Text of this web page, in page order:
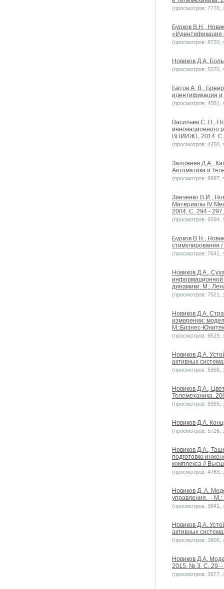
(просмотров: 7778,
Бурков В.Н.,
«Идентификация
(просмотров: 8720,
Новиков Д.А.
(просмотров: 5370,
Батов А. В.,
идентификация
(просмотров: 4581,
Васильев С. Н.,
инновационного
ВНИИЖТ, 2014. С.
(просмотров: 4250,
Заложнев Д.А.,
Автоматика и
(просмотров: 8897,
Зинченко В.И.,
Материалы IV
2004. С. 294 - 297.
(просмотров: 6594,
Бурков В.Н.,
стимулирования
(просмотров: 7641,
Новиков Д.А.,
информационной
динамики. М.:
(просмотров: 7521,
Новиков Д.А.
измерении:
М.:Бизнес-
(просмотров: 6529,
Новиков Д.А.
активных
(просмотров: 5958,
Новиков Д.А.,
Телемеханика.
(просмотров: 8365,
Новиков Д.А.
(просмотров: 5726,
Новиков Д.А.,
подготовке
комплекса //
(просмотров: 4763,
Новиков Д. А.
управления. –
(просмотров: 3841,
Новиков Д.А.
активных
(просмотров: 3800,
Новиков Д.А.
2015. № 3. С. 29 –
(просмотров: 3877,